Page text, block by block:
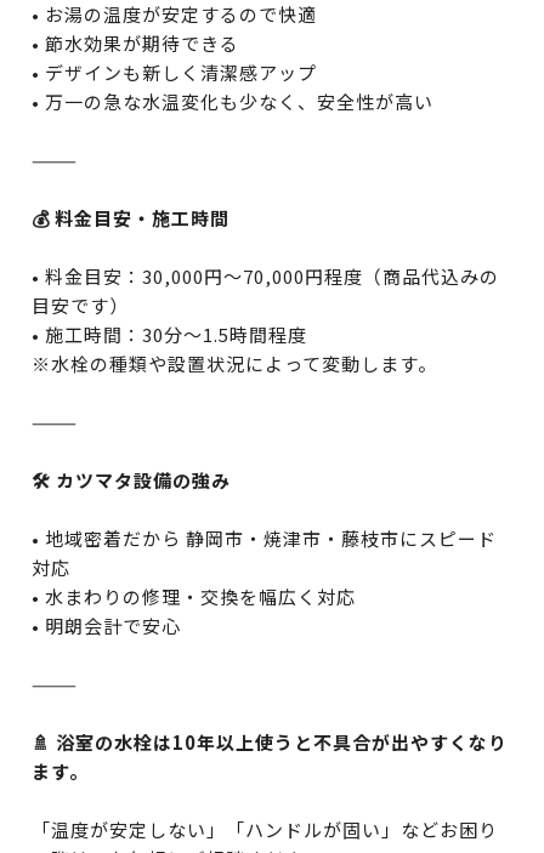
• お湯の温度が安定するので快適
• 節水効果が期待できる
• デザインも新しく清潔感アップ
• 万一の急な水温変化も少なく、安全性が高い
⸻
💰 料金目安・施工時間
• 料金目安：30,000円〜70,000円程度（商品代込みの
目安です）
• 施工時間：30分〜1.5時間程度
※水栓の種類や設置状況によって変動します。
⸻
🛠️ カツマタ設備の強み
• 地域密着だから 静岡市・焼津市・藤枝市にスピード
対応
• 水まわりの修理・交換を幅広く対応
• 明朗会計で安心
⸻
🚿 浴室の水栓は10年以上使うと不具合が出やすくなり
ます。
「温度が安定しない」「ハンドルが固い」などお困り